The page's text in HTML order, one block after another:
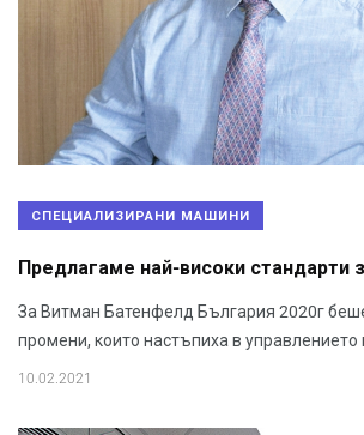
СПЕЦИАЛИЗИРАНИ МАШИНИ
Предлагаме най-високи стандарти
За Витман Батенфелд България 2020г
промени, които настъпиха в управлението
10.02.2021